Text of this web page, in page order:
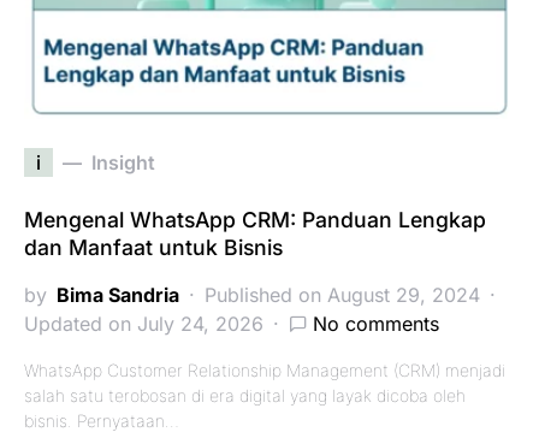
i Insight
Mengenal WhatsApp CRM: Panduan Lengkap
dan Manfaat untuk Bisnis
by Bima Sandria
Published on August 29, 2024
Updated on July 24, 2026
No comments
WhatsApp Customer Relationship Management (CRM) menjadi
salah satu terobosan di era digital yang layak dicoba oleh
bisnis. Pernyataan…